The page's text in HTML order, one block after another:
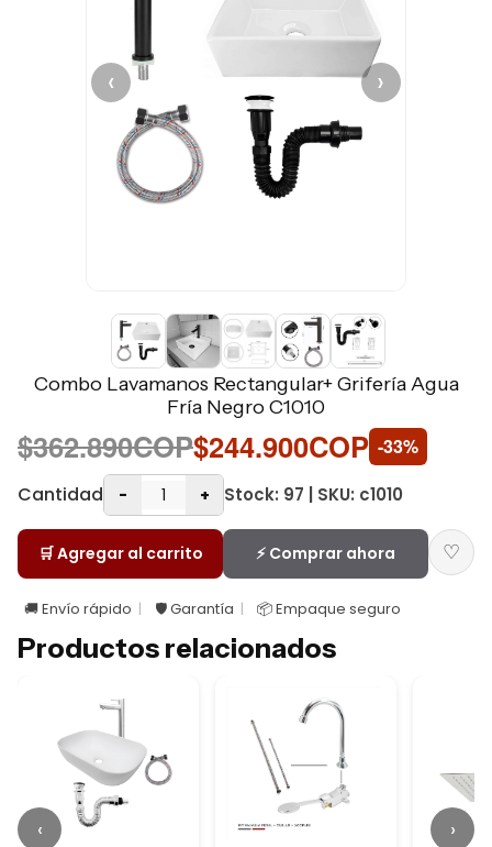
‹ ›
Combo Lavamanos Rectangular+ Grifería Agua
Fría Negro C1010
$362.890COP$244.900COP -33%
Cantidad
- + Stock: 97 | SKU: c1010
🛒 Agregar al carrito ⚡ Comprar ahora ♡
🚚 Envío rápido 🛡️ Garantía 📦 Empaque seguro
Productos relacionados
‹ ›